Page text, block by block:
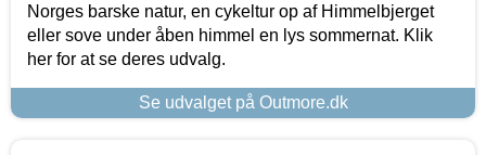
Norges barske natur, en cykeltur op af Himmelbjerget
eller sove under åben himmel en lys sommernat. Klik
her for at se deres udvalg.
Se udvalget på Outmore.dk